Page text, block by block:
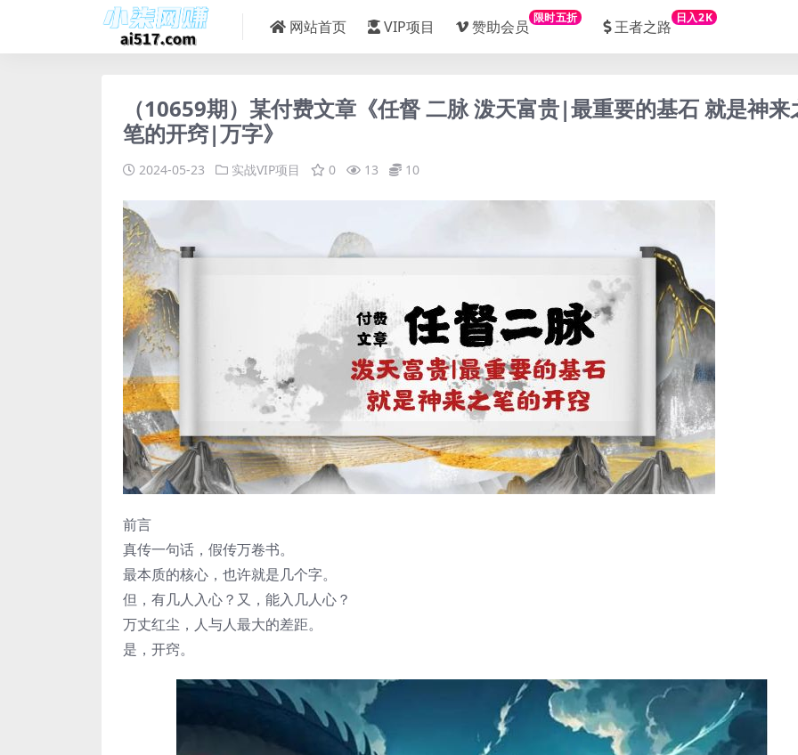
网站首页 VIP项目 赞助会员 限时五折 王者之路 日入2K
（10659期）某付费文章《任督 二脉 泼天富贵|最重要的基石 就是神来
笔的开窍|万字》
2024-05-23 实战VIP项目 0 13 10
前言
真传一句话，假传万卷书。
最本质的核心，也许就是几个字。
但，有几人入心？又，能入几人心？
万丈红尘，人与人最大的差距。
是，开窍。